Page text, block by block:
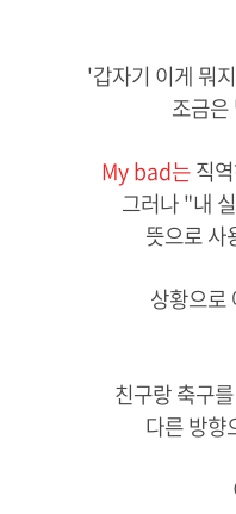
'갑자기 이게 뭐
조금은
My bad는직
그러나 "내
뜻으로 사
상황으로
친구랑 축구
다른 방향